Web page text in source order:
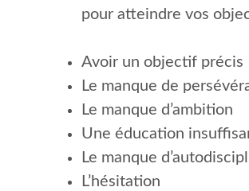
pour atteindre vos
Avoir un objectif précis
Le manque de
Le manque d’ambition
Une éducation
Le manque
L’hésitation